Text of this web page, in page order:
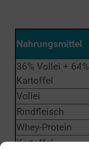
Nahrungsmittel
36% Vollei + 64%
Kartoffel
Vollei
Rindfleisch
Whey-Protein
Kartoffel